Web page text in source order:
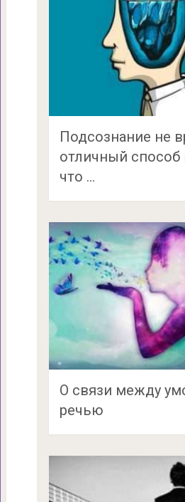
Подсознание не
отличный способ
что …
О связи между
речью